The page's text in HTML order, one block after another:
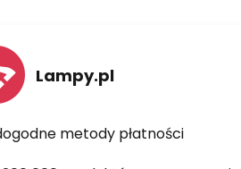
Lampy.pl
metody płatności